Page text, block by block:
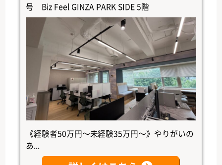
号 Biz Feel GINZA PARK SIDE 5階
《経験者50万円～未経験35万円～》やりがいの
あ...